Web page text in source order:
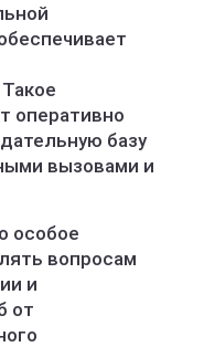
оперативно
базу
вызовами и
особое
вопросам
и
от